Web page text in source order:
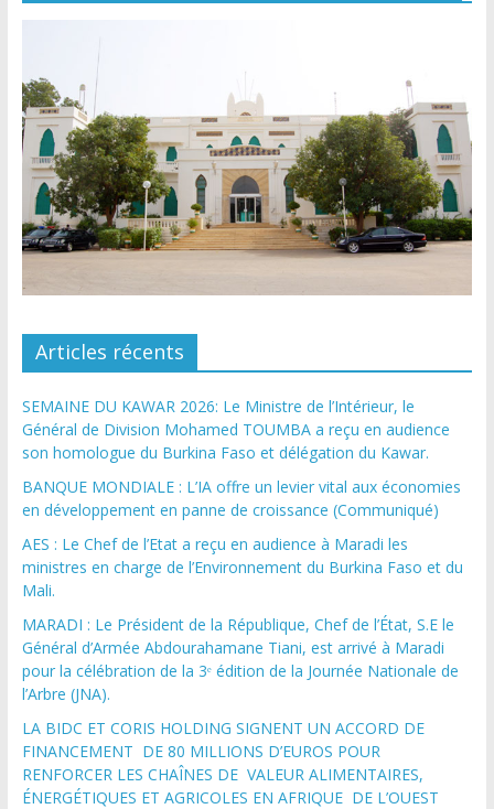
Articles récents
SEMAINE DU KAWAR 2026: Le Ministre de l’Intérieur, le
Général de Division Mohamed TOUMBA a reçu en audience
son homologue du Burkina Faso et délégation du Kawar.
BANQUE MONDIALE : L’IA offre un levier vital aux économies
en développement en panne de croissance (Communiqué)
AES : Le Chef de l’Etat a reçu en audience à Maradi les
ministres en charge de l’Environnement du Burkina Faso et du
Mali.
MARADI : Le Président de la République, Chef de l’État, S.E le
Général d’Armée Abdourahamane Tiani, est arrivé à Maradi
pour la célébration de la 3ᵉ édition de la Journée Nationale de
l’Arbre (JNA).
LA BIDC ET CORIS HOLDING SIGNENT UN ACCORD DE
FINANCEMENT DE 80 MILLIONS D’EUROS POUR
RENFORCER LES CHAÎNES DE VALEUR ALIMENTAIRES,
ÉNERGÉTIQUES ET AGRICOLES EN AFRIQUE DE L’OUEST